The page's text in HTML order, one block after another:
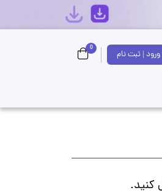
ورود | ثبت نام
0